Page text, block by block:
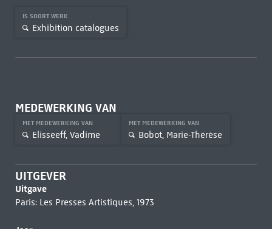
IS SOORT WERK
Exhibition catalogues
MEDEWERKING VAN
MET MEDEWERKING VAN
Elisseeff, Vadime
MET MEDEWERKING VAN
Bobot, Marie-Thérèse
UITGEVER
Uitgave
Paris: Les Presses Artistiques, 1973